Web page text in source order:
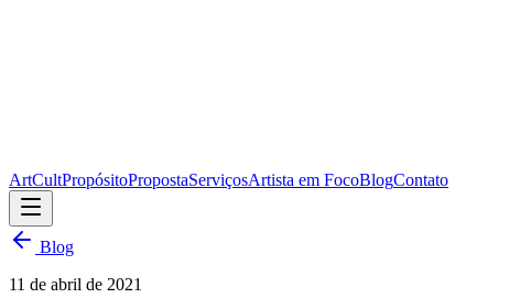
ArtCultPropósitoPropostaServiçosArtista em FocoBlogContato
Blog
11 de abril de 2021